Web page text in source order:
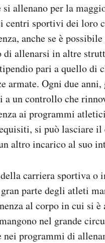
si allenano per la
centri sportivi dei loro
anche se è
di allenarsi in altre
pari a quello di
armate. Ogni due
a un controllo che
ai programmi
si può lasciare il
altro incarico al suo
carriera sportiva o
parte degli atleti
al corpo in cui si
nel grande
nei programmi di